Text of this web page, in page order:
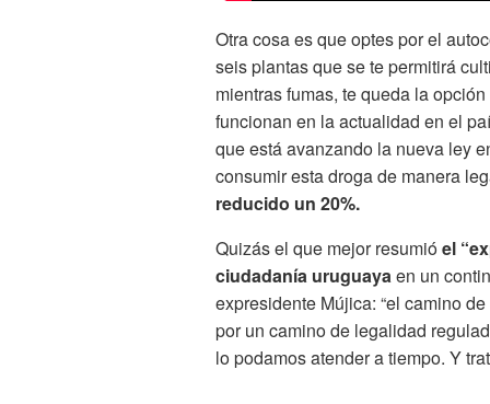
Otra cosa es que optes por el
seis plantas que se te permitirá
mientras fumas, te queda la
funcionan en la actualidad en el
que está avanzando la nueva ley
consumir esta droga de manera
reducido un 20%.
Quizás el que mejor resumióel
ciudadanía uruguayaen un
expresidente Mújica: “el camino
por un camino de legalidad
lo podamos atender a tiempo. Y